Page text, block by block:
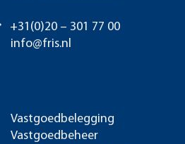
+31(0)20 – 301 77 00
info@fris.nl
Vastgoedbelegging
Vastgoedbeheer